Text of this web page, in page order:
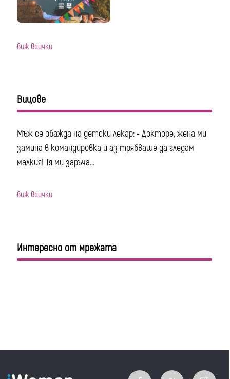
виж всички
Вицове
Мъж се обажда на детски лекар: - Докторе, жена ми
замина в командировка и аз трябваше да гледам
малкия! Тя ми заръча...
виж всички
Интересно от мрежата